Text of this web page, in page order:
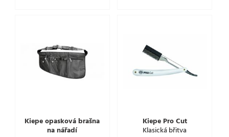
Kiepe opasková brašna
na nářadí
Kiepe Pro Cut
Klasická břitva